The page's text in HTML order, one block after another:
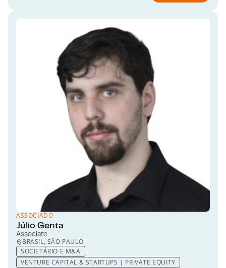
ASSOCIADO
Júlio Genta
Associate
BRASIL, SÃO PAULO
SOCIETÁRIO E M&A
VENTURE CAPITAL & STARTUPS | PRIVATE EQUITY